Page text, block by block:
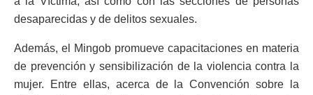
desaparecidas y de delitos sexuales.
Además, el Mingob promueve capacitaciones en materia
de prevención y sensibilización de la violencia contra la
mujer. Entre ellas, acerca de la Convención sobre la